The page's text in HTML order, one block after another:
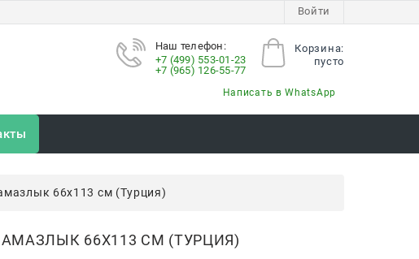
Войти
Корзина:
пусто
Наш телефон:
+7 (499) 553-01-23
+7 (965) 126-55-77
Написать в WhatsApp
66х113 см (Турция)
66Х113 СМ (ТУРЦИЯ)